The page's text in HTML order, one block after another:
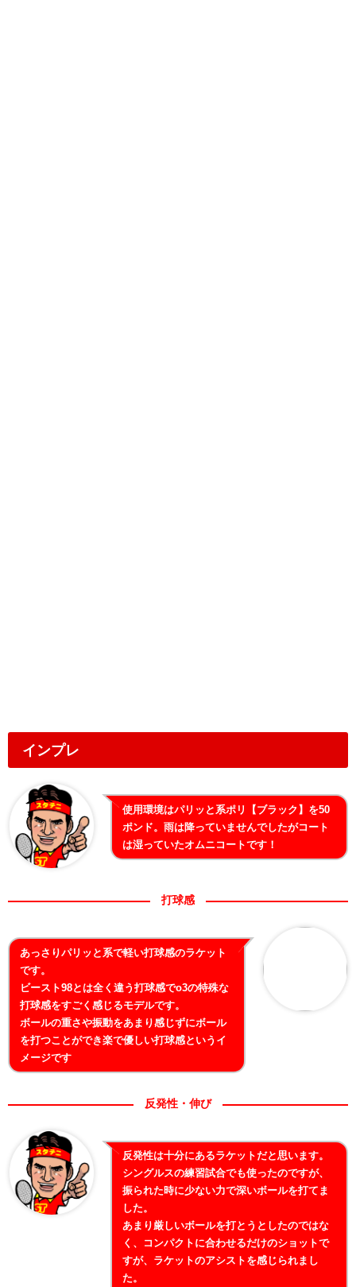
インプレ
使用環境はパリッと系ポリ【ブラック】を50
ポンド。雨は降っていませんでしたがコート
は湿っていたオムニコートです！
打球感
あっさりパリッと系で軽い打球感のラケット
です。
ビースト98とは全く違う打球感でo3の特殊な
打球感をすごく感じるモデルです。
ボールの重さや振動をあまり感じずにボール
を打つことができ楽で優しい打球感というイ
メージです
反発性・伸び
反発性は十分にあるラケットだと思います。
シングルスの練習試合でも使ったのですが、
振られた時に少ない力で深いボールを打てま
した。
あまり厳しいボールを打とうとしたのではな
く、コンパクトに合わせるだけのショットで
すが、ラケットのアシストを感じられまし
た。